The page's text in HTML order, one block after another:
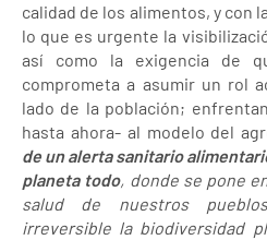
calidad de los alimentos, y con
lo que es urgente la
así como la exigencia de
comprometa a asumir un rol
lado de la población;
hasta ahora- al modelo del
de un alerta sanitario
planeta todo, donde se pone
salud de nuestros
irreversible la biodiversidad